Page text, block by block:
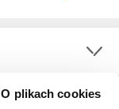
O plikach cookies